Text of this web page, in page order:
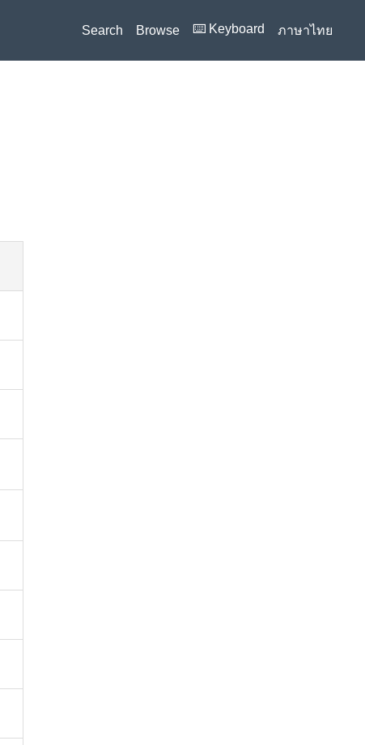
Search Browse ⌨️ Keyboard ภาษาไทย